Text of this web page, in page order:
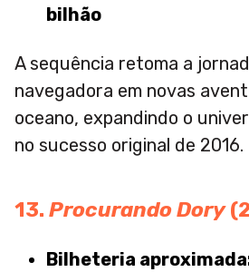
bilhão
A sequência retoma a
navegadora em novas
oceano, expandindo o
no sucesso original de 2016.
13. Procurando Dory
Bilheteria